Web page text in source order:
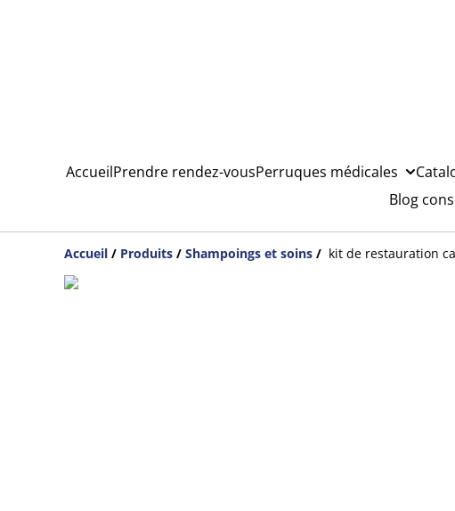
AccueilPrendre rendez-vousPerruques médicales
Blog
Accueil / Produits / Shampoings et soins / kit de restauration